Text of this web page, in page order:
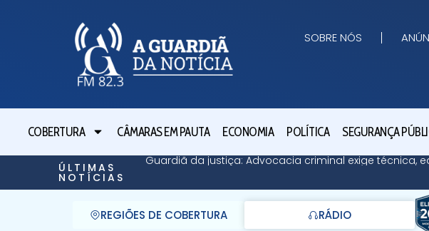
SOBRE NÓS
COBERTURA CÂMARAS EM PAUTA ECONOMIA POLÍTICA SEGURANÇA
ÚLTIMAS
NOTÍCIAS
Guardiã da justiça: Advocacia criminal exige técnica,
REGIÕES DE COBERTURA RÁDIO